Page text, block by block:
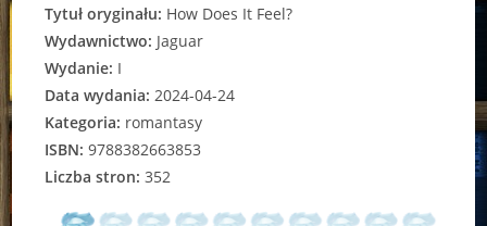
Tytuł oryginału: How Does It Feel?
Wydawnictwo: Jaguar
Wydanie: I
Data wydania: 2024-04-24
Kategoria: romantasy
ISBN: 9788382663853
Liczba stron: 352